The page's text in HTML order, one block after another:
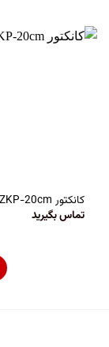
کانکتور J30J-66ZKP-20cm
تماس بگیرید